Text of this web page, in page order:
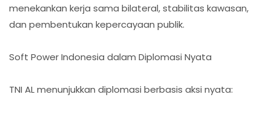
menekankan kerja sama bilateral, stabilitas kawasan,
dan pembentukan kepercayaan publik.
Soft Power Indonesia dalam Diplomasi Nyata
TNI AL menunjukkan diplomasi berbasis aksi nyata: